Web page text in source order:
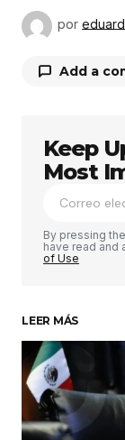
por
Add a
Tu
publicada.
marcados
Comentario
Su nombre
Tu correo
Keep
Most
By pressing
have read and
of Use
LEER MÁS